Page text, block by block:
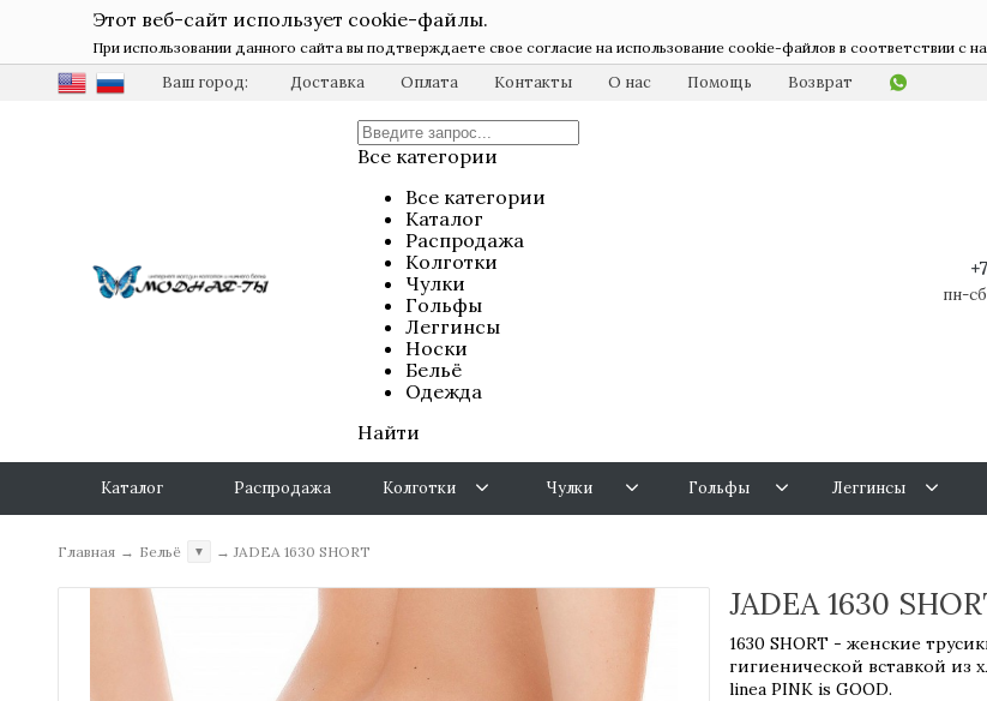
Этот веб-сайт использует cookie-файлы.
При использовании данного сайта вы подтверждаете свое согласие на использование cookie-файлов в соответствии с
Ваш город: Доставка Оплата Контакты О нас Помощь Возврат
Все категории
Все категории
Каталог
Распродажа
Колготки
Чулки
Гольфы
Леггинсы
Носки
Бельё
Одежда
Найти
пн-
Каталог Распродажа Колготки Чулки Гольфы Леггинсы
Главная → Бельё ▼ → JADEA 1630 SHORT
JADEA 1630
1630 SHORT - женские
гигиенической вставкой из
linea PINK is GOOD.